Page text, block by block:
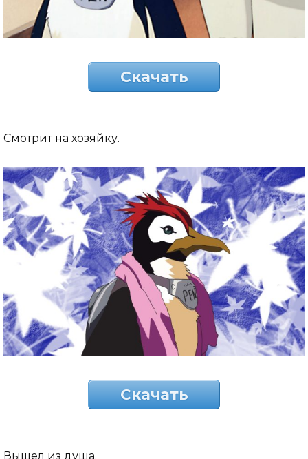
Скачать
Смотрит на хозяйку.
Скачать
Вышел из душа.